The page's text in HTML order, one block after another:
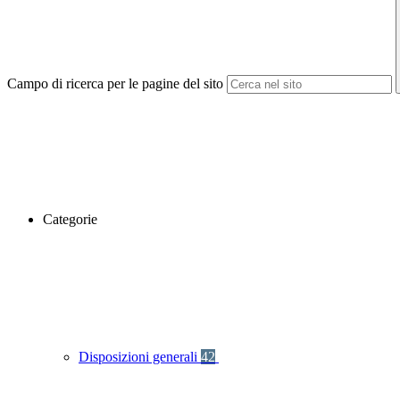
Campo di ricerca per le pagine del sito
Categorie
Disposizioni generali 42